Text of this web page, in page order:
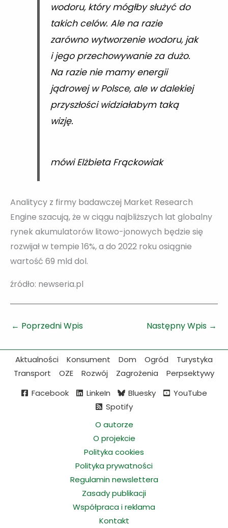
wodoru, który mógłby służyć do
takich celów. Ale na razie
zarówno wytworzenie wodoru, jak
i jego przechowywanie za dużo.
Na razie nie mamy energii
jądrowej w Polsce, ale w dalekiej
przyszłości widziałabym taką
wizję.
mówi Elżbieta Frąckowiak
Analitycy z firmy badawczej Market Research
Engine szacują, że w ciągu najbliższych lat globalny
rynek akumulatorów litowo-jonowych będzie się
rozwijał w tempie 16%, a do 2022 roku osiągnie
wartość 69 mld dol.
źródło: newseria.pl
← Poprzedni Wpis Następny Wpis →
Aktualności Konsument Dom Ogród
Turystyka
Transport
OZE Rozwój Zagrożenia
Perpsektywy
Facebook
LinkeIn Bluesky
YouTube
Spotify
O autorze
O projekcie
Polityka cookies
Polityka prywatności
Regulamin newslettera
Zasady publikacji
Współpraca i reklama
Kontakt